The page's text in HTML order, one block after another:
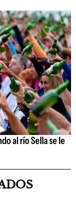
al río Sella se le